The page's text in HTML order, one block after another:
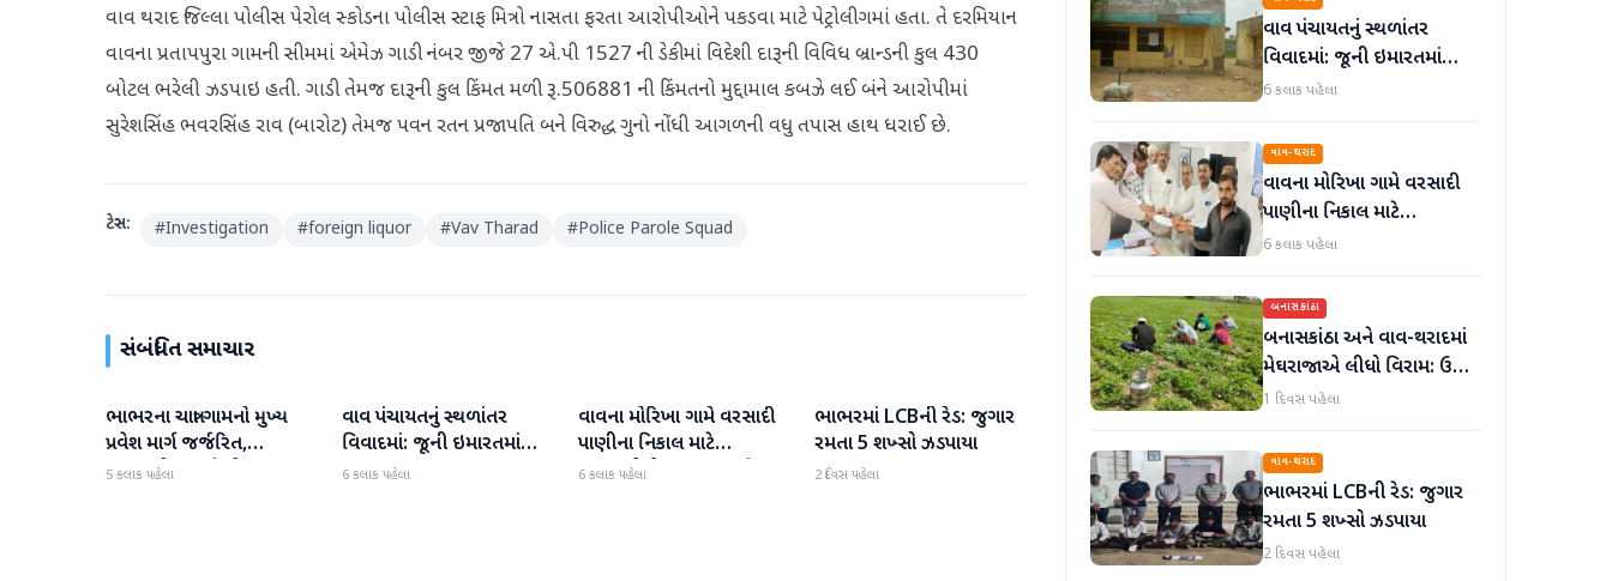
વાવ થરાદ જિલ્લા પોલીસ પેરોલ સ્કોડના પોલીસ સ્ટાફ મિત્રો નાસતા ફરતા આરોપીઓને પકડવા માટે પેટ્રોલીગમાં હતા. તે દરમિયાન
વાવના પ્રતાપપુરા ગામની સીમમાં એમેઝ ગાડી નંબર જીજે 27 એ.પી 1527 ની ડેકીમાં વિદેશી દારૂની વિવિધ બ્રાન્ડની કુલ 430
બોટલ ભરેલી ઝડપાઇ હતી. ગાડી તેમજ દારૂની કુલ કિંમત મળી રૂ.506881 ની કિંમતનો મુદ્દામાલ કબઝે લઈ બંને આરોપીમાં
સુરેશસિંહ ભવરસિંહ રાવ (બારોટ) તેમજ પવન રતન પ્રજાપતિ બને વિરુદ્ધ ગુનો નોંધી આગળની વધુ તપાસ હાથ ધરાઈ છે.
ટેગ્સ: #Investigation #foreign liquor #Vav Tharad #Police Parole Squad
સંબંધિત સમાચાર
વાવ-થરાદ
ભાભરના ચાત્રા ગામનો મુખ્ય
પ્રવેશ માર્ગ જર્જરિત,
ગ્રામજનોમાં ભારે રોષ
5 કલાક પહેલા
વાવ-થરાદ
વાવ પંચાયતનું સ્થળાંતર
વિવાદમાં: જૂની ઇમારતમાં
કામકાજ શરૂ છતાં નવું મકાન
6 કલાક પહેલા
વાવ-થરાદ
વાવના મોરિખા ગામે વરસાદી
પાણીના નિકાલ માટે
ગ્રામજનોએ મામલતદારને
6 કલાક પહેલા
વાવ-થરાદ
ભાભરમાં LCBની રેડ: જુગાર
રમતા 5 શખ્સો ઝડપાયા
2 દિવસ પહેલા
વાવ પંચાયતનું સ્થળાંતર
વિવાદમાં: જૂની ઇમારતમાં
કામકાજ શરૂ છતાં નવું મકાન
6 કલાક પહેલા
વાવ-થરાદ
વાવના મોરિખા ગામે વરસાદી
પાણીના નિકાલ માટે
ગ્રામજનોએ મામલતદારને
6 કલાક પહેલા
બનાસકાંઠા
બનાસકાંઠા અને વાવ-થરાદમાં
મેઘરાજાએ લીધો વિરામ: ઉઘાડ
નીકળતાં ખેડૂતોમાં આનંદનો
1 દિવસ પહેલા
વાવ-થરાદ
ભાભરમાં LCBની રેડ: જુગાર
રમતા 5 શખ્સો ઝડપાયા
2 દિવસ પહેલા